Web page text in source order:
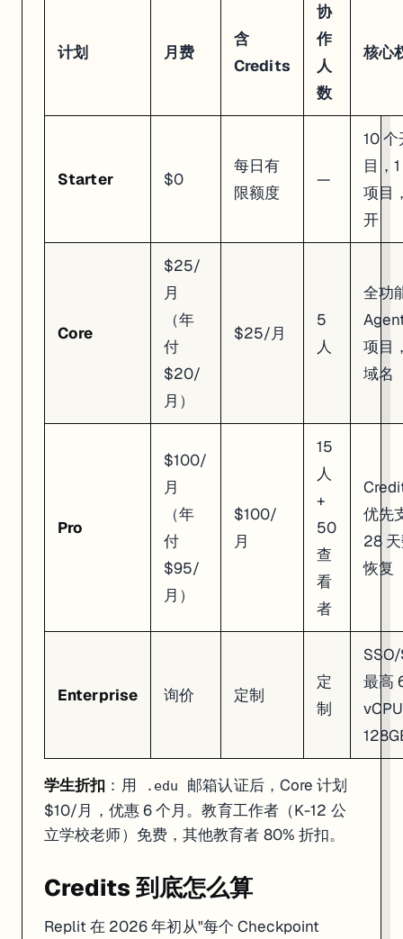
Credits 用完了怎么办 ：可以购买额外的 Credit Pack，或者按量付费
起步价
适合
流量不固定的 Web 应用（没人访问时不收费
低流量应用大概 $5-10/月，高流量可能 $50+/月。
A：够体验，不够正经用。Starter 计划大约给你 10 个免费
Q：Replit Agent 生成的代码质量怎么样？
A：对 MVP 来说够用，但别指望生产级别。常见问题包括：缺少错误
# 推荐工作流：Replit 起步 → 本地精修
# 1. 用 Replit Agent 快速搭出 MVP
# 2. 下载代码到本地
git clone your-replit-project
Q：Agent 说它改了代码但实际没改怎么办？
A：这是已知问题，叫"Phantom Changes"——Agent 声称做了修改但
A：所有 AI 编程工具都有上下文窗口的限制。项目超过 15-20 个组件
项目文件数控制在 30-40 个以内
用 Agent Skills 记录项目的技术规范和约定
Q：Replit 宕机了 Agent 还能用吗？
计划 月费
含
Credits
协
作
人
数
核心
Starter $0
每日有
限额度
—
10
目，
项目
开
Core
$25/
月
（年
付
$20/
月）
$25/月
5
人
全功
项目
域名
Pro
$100/
月
（年
付
$95/
月）
$100/
月
15
人
+
50
查
看
者
优先
28
恢复
Enterprise 询价 定制
定
制
最高
学生折扣 ：用 .edu
邮箱认证后，Core 计划
$10/月，优惠 6 个月。教育工作者（K-12 公
立学校老师）免费，其他教育者 80% 折扣。
Credits 到底怎么算
Replit 在 2026 年初从"每个 Checkpoint